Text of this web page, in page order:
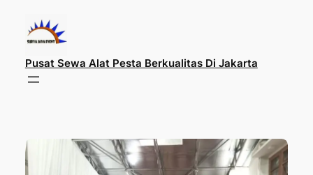
konten
Pusat Sewa Alat Pesta Berkualitas Di Jakarta